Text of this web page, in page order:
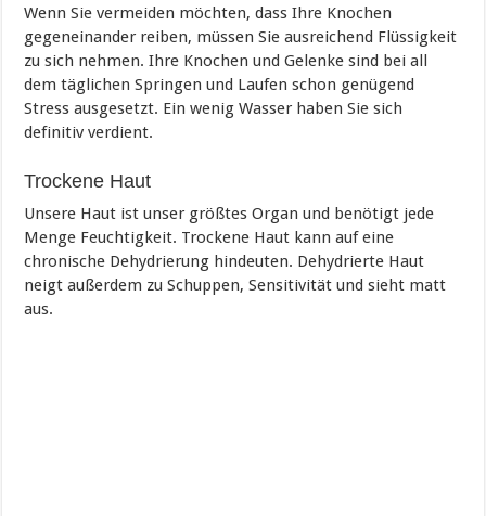
Wenn Sie vermeiden möchten, dass Ihre Knochen
gegeneinander reiben, müssen Sie ausreichend Flüssigkeit
zu sich nehmen. Ihre Knochen und Gelenke sind bei all
dem täglichen Springen und Laufen schon genügend
Stress ausgesetzt. Ein wenig Wasser haben Sie sich
definitiv verdient.
Trockene Haut
Unsere Haut ist unser größtes Organ und benötigt jede
Menge Feuchtigkeit. Trockene Haut kann auf eine
chronische Dehydrierung hindeuten. Dehydrierte Haut
neigt außerdem zu Schuppen, Sensitivität und sieht matt
aus.